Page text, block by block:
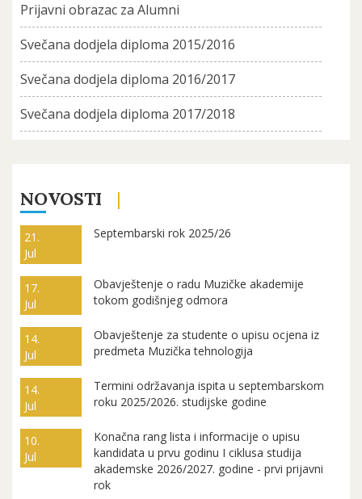
Prijavni obrazac za Alumni
Svečana dodjela diploma 2015/2016
Svečana dodjela diploma 2016/2017
Svečana dodjela diploma 2017/2018
NOVOSTI
21.
Jul
Septembarski rok 2025/26
17.
Jul
Obavještenje o radu Muzičke akademije
tokom godišnjeg odmora
14.
Jul
Obavještenje za studente o upisu ocjena iz
predmeta Muzička tehnologija
14.
Jul
Termini održavanja ispita u septembarskom
roku 2025/2026. studijske godine
10.
Jul
Konačna rang lista i informacije o upisu
kandidata u prvu godinu I ciklusa studija
akademske 2026/2027. godine - prvi prijavni
rok